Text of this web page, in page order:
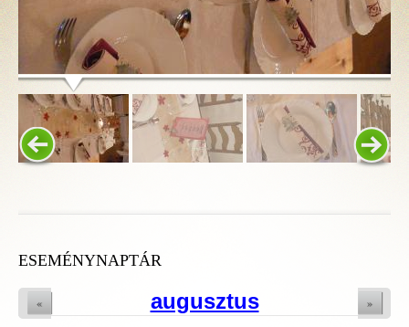
ESEMÉNYNAPTÁR
augusztus
« »